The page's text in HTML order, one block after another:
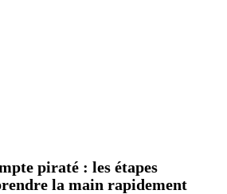
piraté : les étapes
la main rapidement